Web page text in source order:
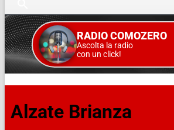
RADIO COMOZERO
Ascolta la radio
con un click!
Alzate Brianza